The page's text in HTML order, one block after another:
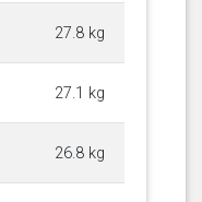
27.8 kg
27.1 kg
26.8 kg